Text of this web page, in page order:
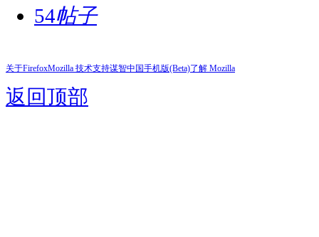
54帖子
关于FirefoxMozilla 技术支持谋智中国手机版(Beta)了解 Mozilla
返回顶部